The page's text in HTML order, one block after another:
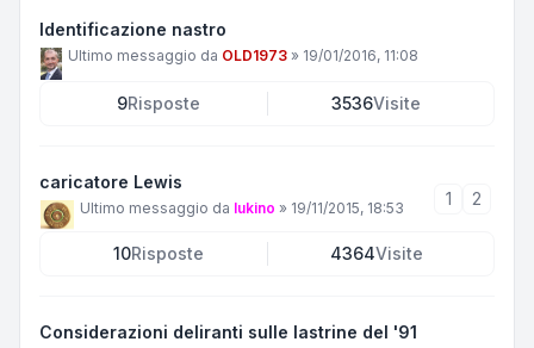
Identificazione nastro
Ultimo messaggio da OLD1973 » 19/01/2016, 11:08
9Risposte 3536Visite
caricatore Lewis
Ultimo messaggio da lukino » 19/11/2015, 18:53 1 2
10Risposte 4364Visite
Considerazioni deliranti sulle lastrine del '91